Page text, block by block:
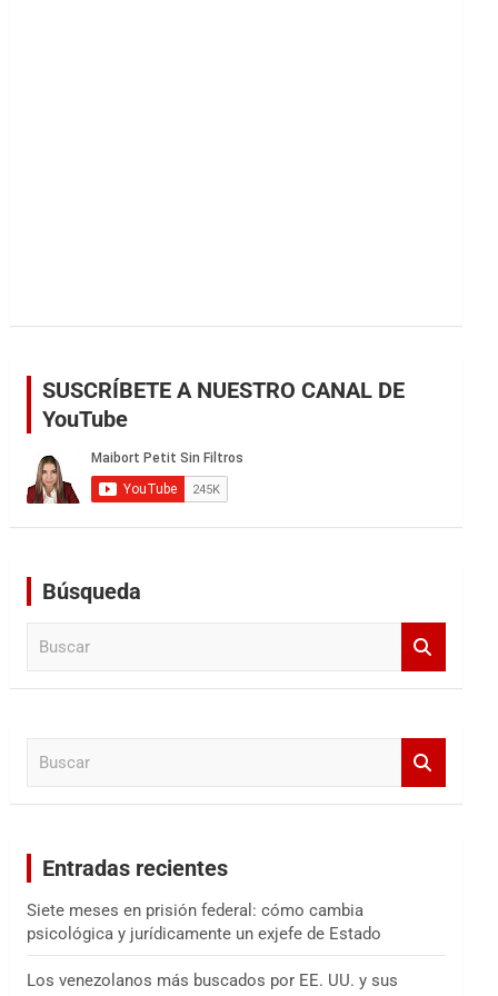
SUSCRÍBETE A NUESTRO CANAL DE
YouTube
Búsqueda
Entradas recientes
Siete meses en prisión federal: cómo cambia
psicológica y jurídicamente un exjefe de Estado
Los venezolanos más buscados por EE. UU. y sus